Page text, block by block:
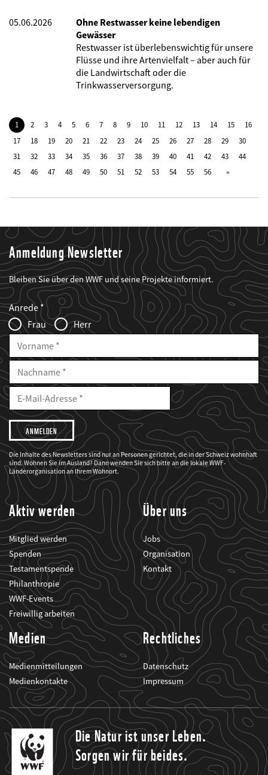
05.06.2026
Ohne Restwasser keine lebendigen
Gewässer
Restwasser ist überlebenswichtig für unsere
Flüsse und ihre Artenvielfalt – aber auch für
die Landwirtschaft oder die
Trinkwasserversorgung.
1 2 3 4 5 6 7 8 9 10 11 12 13 14 15
16
17
18 19 20 21 22 23 24 25 26 27 28 29
30
31
32 33 34 35 36 37 38 39 40 41 42 43
44
45
46 47 48 49 50 51 52 53 54 55 56
Anmeldung Newsletter
Bleiben Sie über den WWF und seine Projekte informiert.
Web2Case
Infofelder
Fieldset
anrede_name
Anrede
Frau
Herr
Vorname
Nachname
E-
Mailadresse
E-
Adresse
Ich
möchte,
dass
der
WWF
mich
über
seine
Projekte
informiert.
Die Inhalte des Newsletters sind nur an Personen gerichtet, die in der Schweiz wohnhaft
sind. Wohnen Sie im Ausland? Dann wenden Sie sich bitte an die lokale WWF-
Länderorganisation an Ihrem Wohnort.
Aktiv werden
Mitglied werden
Spenden
Testamentspende
Philanthropie
WWF-Events
Freiwillig arbeiten
Über uns
Jobs
Organisation
Kontakt
Medien
Medienmitteilungen
Medienkontakte
Rechtliches
Datenschutz
Impressum
Die Natur ist unser Leben.
Sorgen wir für beides.